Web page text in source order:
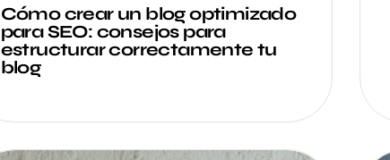
Cómo crear un blog optimizado
para SEO: consejos para
estructurar correctamente tu
blog